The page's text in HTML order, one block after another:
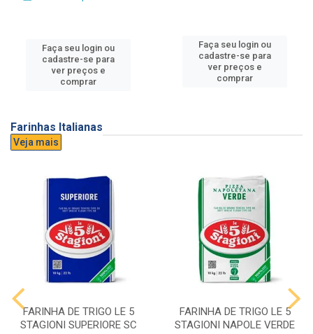
Faça seu login ou
cadastre-se para
ver preços e
comprar
Faça seu login ou
cadastre-se para
ver preços e
comprar
Farinhas Italianas
Veja mais
FARINHA DE TRIGO LE 5
STAGIONI SUPERIORE SC
FARINHA DE TRIGO LE 5
STAGIONI NAPOLE VERDE